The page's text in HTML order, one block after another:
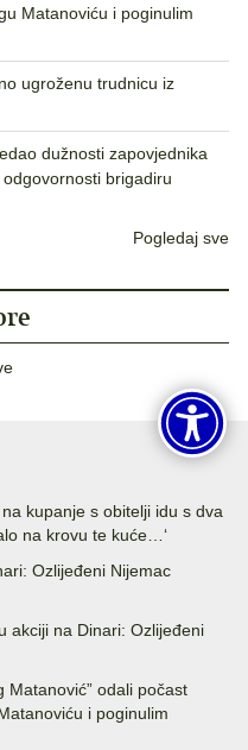
Matanoviću i poginulim
ugroženu trudnicu iz
dužnosti zapovjednika
brigadiru
Pogledaj sve
kupanje s obitelji idu s dva
na krovu te kuće…‘
Ozlijeđeni Nijemac
akciji na Dinari: Ozlijeđeni
Matanović” odali počast
i poginulim